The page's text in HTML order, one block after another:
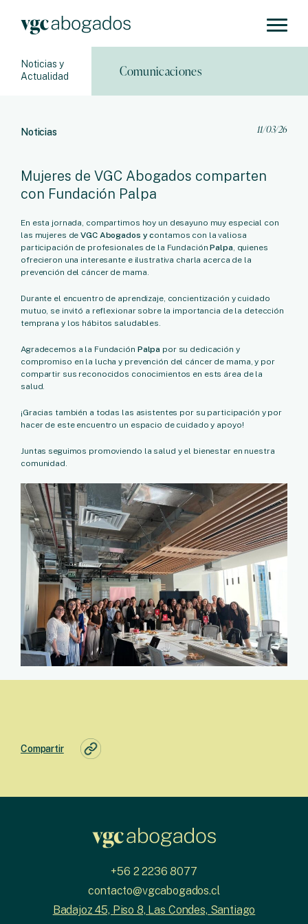
Noticias y
Actualidad
Comunicaciones
Noticias 11/03/26
Mujeres de VGC Abogados comparten
con Fundación Palpa
En esta jornada, compartimos hoy un desayuno muy especial con
las mujeres deVGC Abogados y contamos con la valiosa
participación de profesionales de la FundaciónPalpa, quienes
ofrecieron una interesante e ilustrativa charla acerca de la
prevención del cáncer de mama.
Durante el encuentro de aprendizaje, concientización y cuidado
mutuo, se invitó a reflexionar sobre la importancia de la detección
temprana y los hábitos saludables.
Agradecemos a la Fundación Palpa por su dedicación y
compromiso en la lucha y prevención del cáncer de mama, y por
compartir sus reconocidos conocimientos en ests área de la
salud.
¡Gracias también a todas las asistentes por su participación y por
hacer de este encuentro un espacio de cuidado y apoyo!
Juntas seguimos promoviendo la salud y el bienestar en nuestra
comunidad.
Compartir
+56 2 2236 8077
contacto@vgcabogados.cl
Badajoz 45, Piso 8, Las Condes, Santiago